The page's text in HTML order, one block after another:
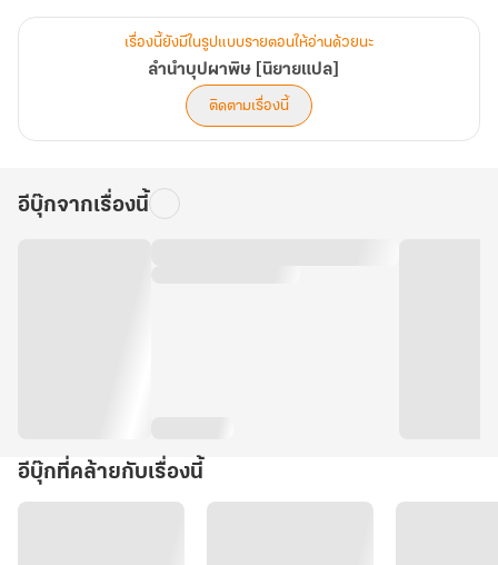
เรื่องนี้ยังมีในรูปแบบรายตอนให้อ่านด้วยนะ
ลำนำบุปผาพิษ [นิยายแปล]
ติดตามเรื่องนี้
อีบุ๊กจากเรื่องนี้
อีบุ๊กที่คล้ายกับเรื่องนี้